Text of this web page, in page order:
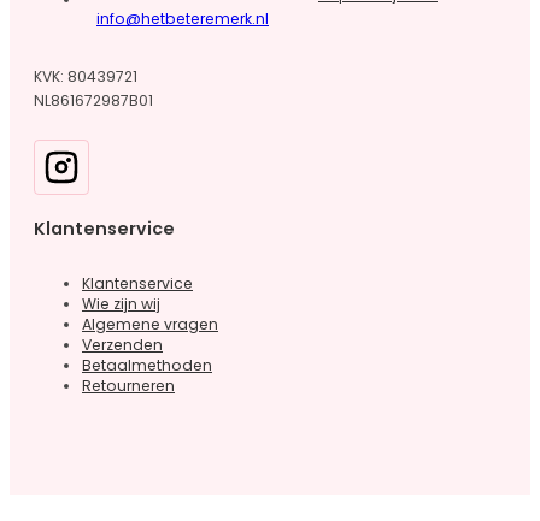
info@hetbeteremerk.nl
KVK: 80439721
NL861672987B01
Klantenservice
Klantenservice
Wie zijn wij
Algemene vragen
Verzenden
Betaalmethoden
Retourneren